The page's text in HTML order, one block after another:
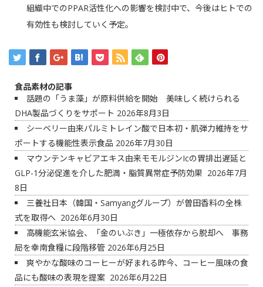
組織中でのPPAR活性化への影響を検討中で、今後はヒトでの
有効性も検討していく予定。
食品素材の記事
話題の「うま藻」が原料供給を開始 美味しく続けられる
DHA製品づくりをサポート 2026年8月3日
シーベリー由来パルミトレイン酸で日本初・肌弾力維持をサ
ポートする機能性表示食品 2026年7月30日
マウンテンキャビアエキス由来モモルジンIcの胃排出遅延と
GLP-1分泌促進を介した肥満・脂質異常症予防効果 2026年7月
8日
三養社日本（韓国・Samyangグループ）が曽田香料の全株
式を取得へ 2026年6月30日
高機能玄米協会、「金のいぶき」一極依存から脱却へ 事務
局を幸南食糧に段階移管 2026年6月25日
爽やかな酸味のコーヒーが好まれる昨今、コーヒー風味の食
品にも酸味の表現を提案 2026年6月22日